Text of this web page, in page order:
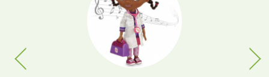
Previous Next